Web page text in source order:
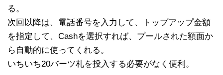
る。
次回以降は、電話番号を入力して、トップアップ金額
を指定して、Cashを選択すれば、プールされた額面か
ら自動的に使ってくれる。
いちいち20バーツ札を投入する必要がなく便利。